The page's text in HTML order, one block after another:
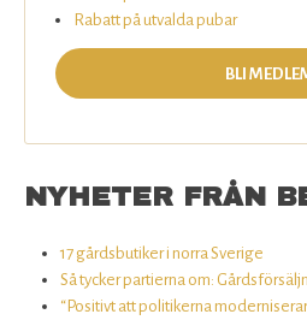
Rabatt på utvalda pubar
BLI
NYHETER FRÅN
17 gårdsbutiker i norra Sverige
Så tycker partierna om:
“Positivt att politikerna